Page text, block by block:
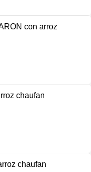
con arroz
chaufan
chaufan